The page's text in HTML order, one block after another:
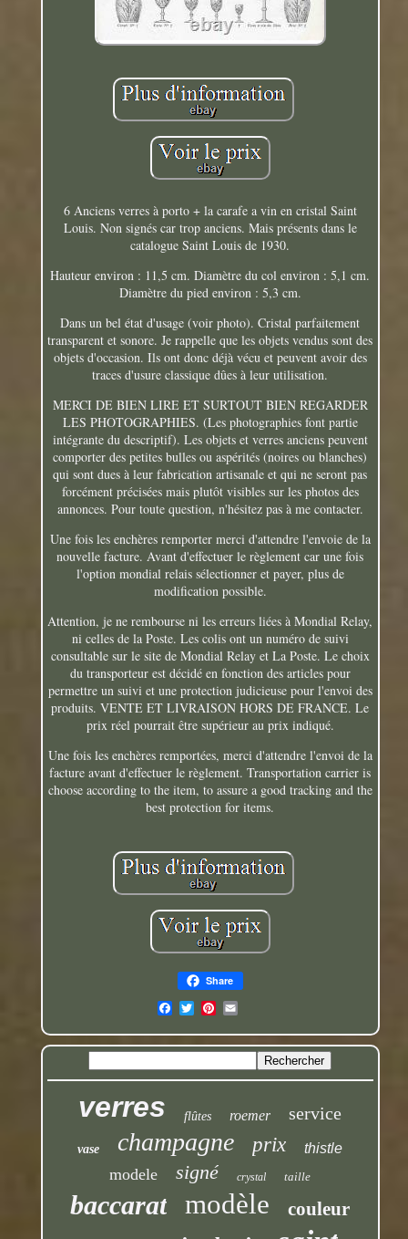
6 Anciens verres à porto + la carafe a vin en cristal Saint
Louis. Non signés car trop anciens. Mais présents dans le
catalogue Saint Louis de 1930.
Hauteur environ : 11,5 cm. Diamètre du col environ : 5,1 cm.
Diamètre du pied environ : 5,3 cm.
Dans un bel état d'usage (voir photo). Cristal parfaitement
transparent et sonore. Je rappelle que les objets vendus sont des
objets d'occasion. Ils ont donc déjà vécu et peuvent avoir des
traces d'usure classique dûes à leur utilisation.
MERCI DE BIEN LIRE ET SURTOUT BIEN REGARDER
LES PHOTOGRAPHIES. (Les photographies font partie
intégrante du descriptif). Les objets et verres anciens peuvent
comporter des petites bulles ou aspérités (noires ou blanches)
qui sont dues à leur fabrication artisanale et qui ne seront pas
forcément précisées mais plutôt visibles sur les photos des
annonces. Pour toute question, n'hésitez pas à me contacter.
Une fois les enchères remporter merci d'attendre l'envoie de la
nouvelle facture. Avant d'effectuer le règlement car une fois
l'option mondial relais sélectionner et payer, plus de
modification possible.
Attention, je ne rembourse ni les erreurs liées à Mondial Relay,
ni celles de la Poste. Les colis ont un numéro de suivi
consultable sur le site de Mondial Relay et La Poste. Le choix
du transporteur est décidé en fonction des articles pour
permettre un suivi et une protection judicieuse pour l'envoi des
produits. VENTE ET LIVRAISON HORS DE FRANCE. Le
prix réel pourrait être supérieur au prix indiqué.
Une fois les enchères remportées, merci d'attendre l'envoi de la
facture avant d'effectuer le règlement. Transportation carrier is
choose according to the item, to assure a good tracking and the
best protection for items.
Share
verres flûtes roemer service
vase champagne prix thistle
modele signé crystal taille
baccarat modèle couleur